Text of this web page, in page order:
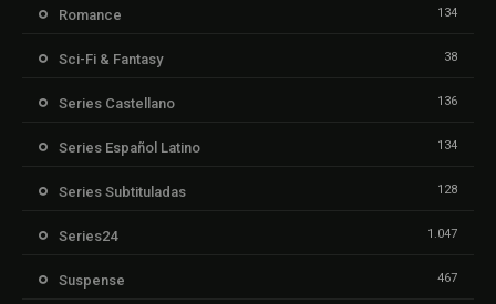
Romance 134
Sci-Fi & Fantasy 38
Series Castellano 136
Series Español Latino 134
Series Subtituladas 128
Series24 1.047
Suspense 467